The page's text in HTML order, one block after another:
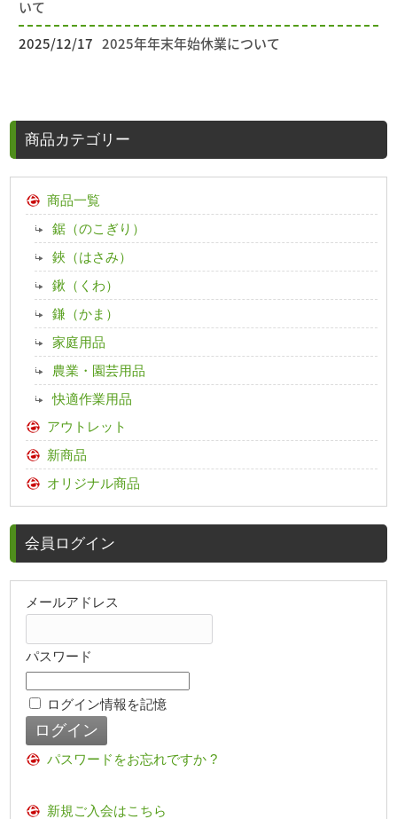
いて
2025/12/17 2025年年末年始休業について
商品カテゴリー
商品一覧
鋸（のこぎり）
鋏（はさみ）
鍬（くわ）
鎌（かま）
家庭用品
農業・園芸用品
快適作業用品
アウトレット
新商品
オリジナル商品
会員ログイン
メールアドレス
パスワード
ログイン情報を記憶
パスワードをお忘れですか ?
新規ご入会はこちら